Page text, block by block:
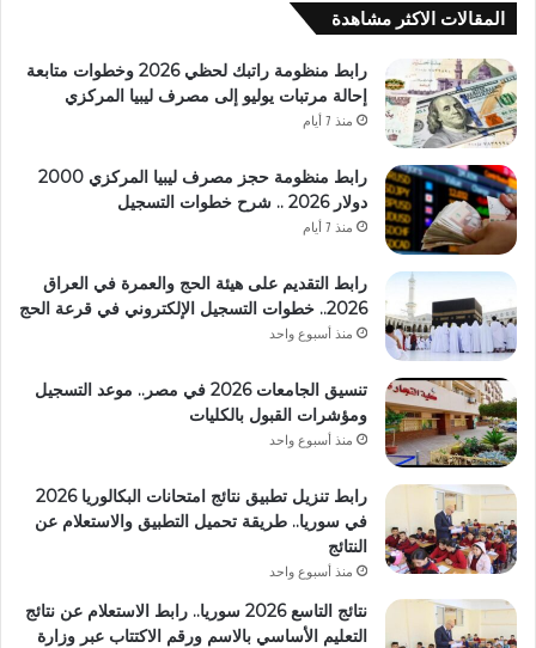
المقالات الاكثر مشاهدة
رابط منظومة راتبك لحظي 2026 وخطوات متابعة
إحالة مرتبات يوليو إلى مصرف ليبيا المركزي
منذ 7 أيام
رابط منظومة حجز مصرف ليبيا المركزي 2000
دولار 2026 .. شرح خطوات التسجيل
منذ 7 أيام
رابط التقديم على هيئة الحج والعمرة في العراق
2026.. خطوات التسجيل الإلكتروني في قرعة الحج
منذ أسبوع واحد
تنسيق الجامعات 2026 في مصر.. موعد التسجيل
ومؤشرات القبول بالكليات
منذ أسبوع واحد
رابط تنزيل تطبيق نتائج امتحانات البكالوريا 2026
في سوريا.. طريقة تحميل التطبيق والاستعلام عن
النتائج
منذ أسبوع واحد
نتائج التاسع 2026 سوريا.. رابط الاستعلام عن نتائج
التعليم الأساسي بالاسم ورقم الاكتتاب عبر وزارة